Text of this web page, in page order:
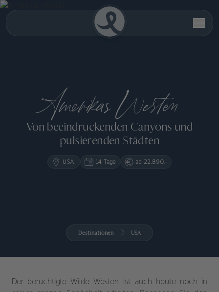
Amerikas Westen
Von beeindruckenden Canyons und
pulsierenden Städten
USA 14 Tage ab 22.890,-
Destinationen USA
Der berüchtigte Wilde Westen ist auch heute noch in